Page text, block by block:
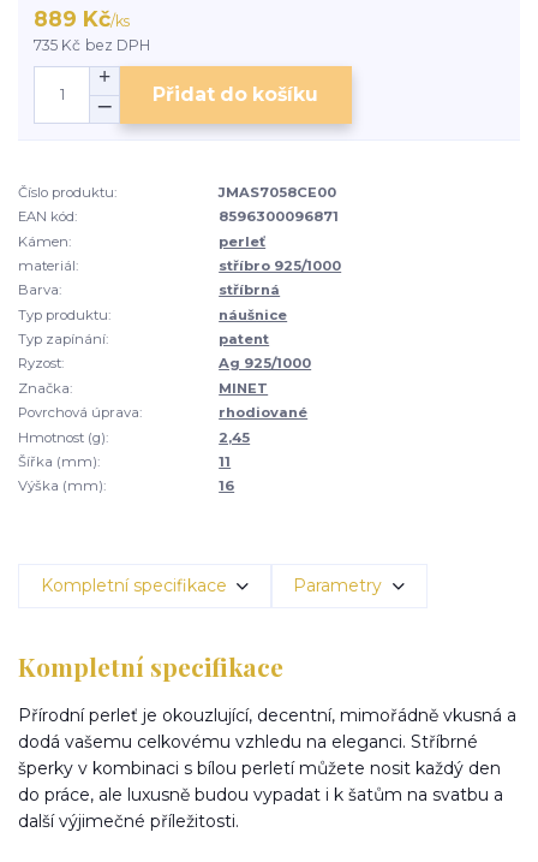
889 Kč/ks
735 Kč bez DPH
Přidat do košíku
Číslo produktu:
JMAS7058CE00
EAN kód:
8596300096871
Kámen:
perleť
materiál:
stříbro 925/1000
Barva:
stříbrná
Typ produktu:
náušnice
Typ zapínání:
patent
Ryzost:
Ag 925/1000
Značka:
MINET
Povrchová úprava:
rhodiované
Hmotnost (g):
2,45
Šířka (mm):
11
Výška (mm):
16
Kompletní specifikace Parametry
Kompletní specifikace
Přírodní perleť je okouzlující, decentní, mimořádně vkusná a
dodá vašemu celkovému vzhledu na eleganci. Stříbrné
šperky v kombinaci s bílou perletí můžete nosit každý den
do práce, ale luxusně budou vypadat i k šatům na svatbu a
další výjimečné příležitosti.